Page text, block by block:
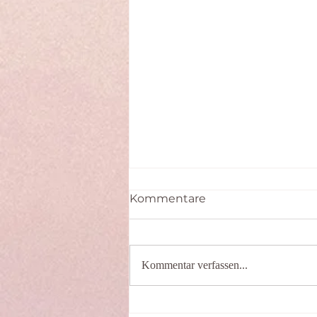
Kommentare
Kommentar verfassen...